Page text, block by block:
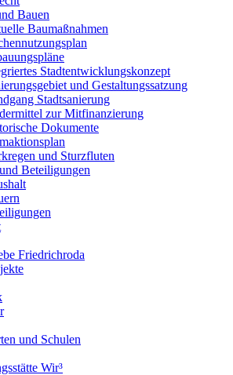
Bauen
Baumaßnahmen
Stadtentwicklungskonzept
und Gestaltungssatzung
Stadtsanierung
zur Mitfinanzierung
Dokumente
und Sturzfluten
Beteiligungen
Friedrichroda
und Schulen
Wir³